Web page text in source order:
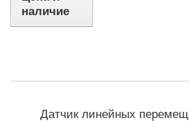
наличие
Датчик линейных